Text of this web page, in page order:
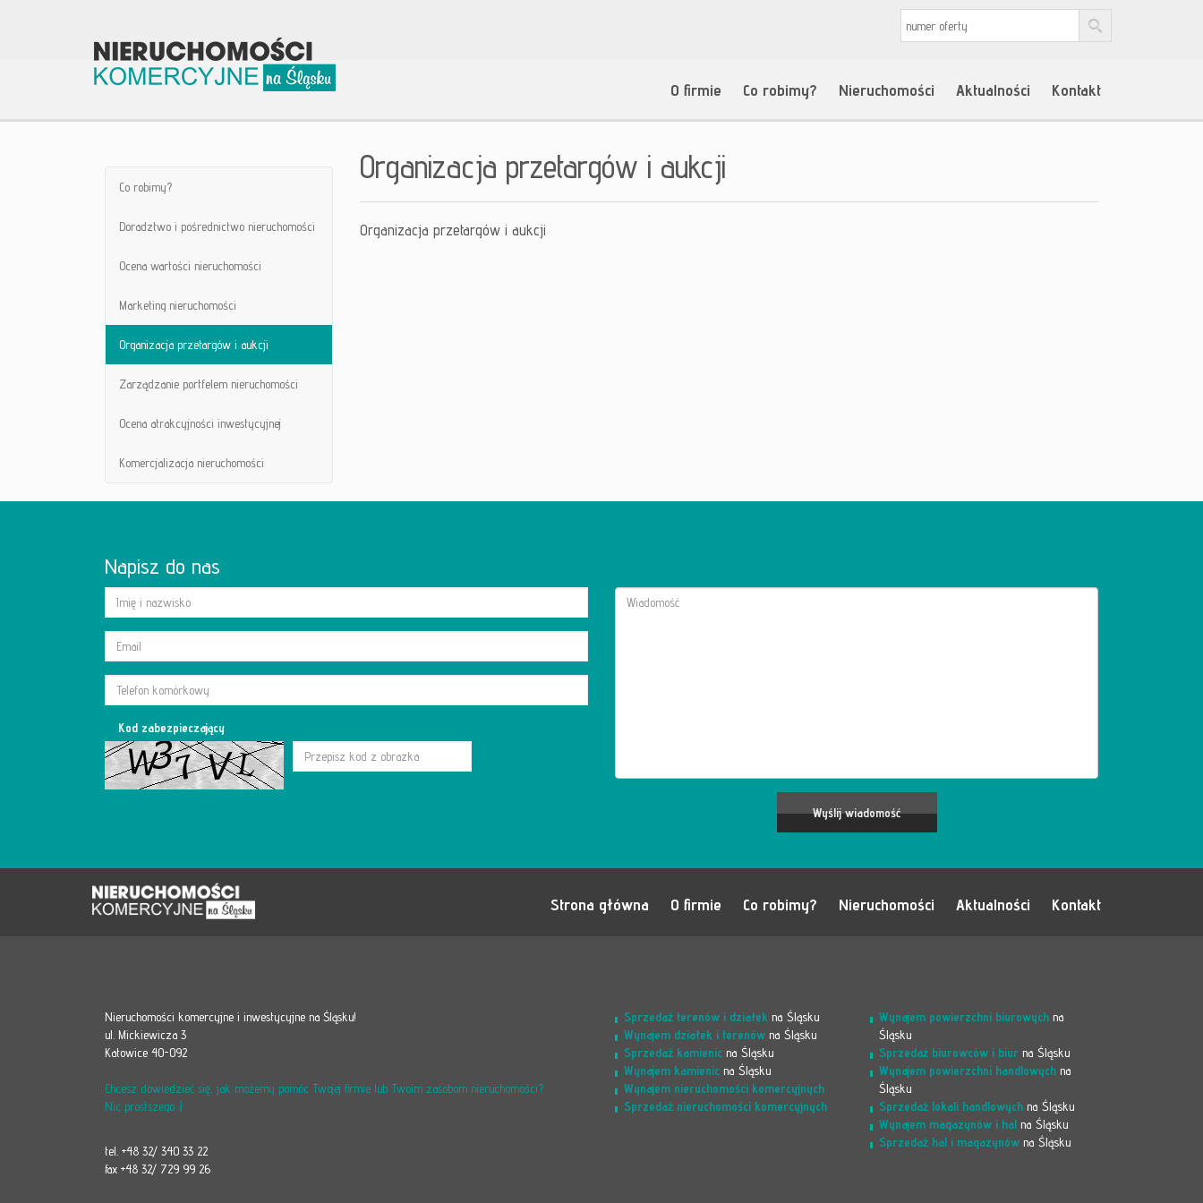
O firmie Co robimy? Nieruchomości Aktualności Kontakt
Co robimy?
Doradztwo i pośrednictwo nieruchomości
Ocena wartości nieruchomości
Marketing nieruchomości
Organizacja przetargów i aukcji
Zarządzanie portfelem nieruchomości
Ocena atrakcyjności inwestycyjnej
Komercjalizacja nieruchomości
Organizacja przetargów i aukcji
Organizacja przetargów i aukcji
Napisz do nas
Kod zabezpieczający
Strona główna O firmie Co robimy? Nieruchomości Aktualności Kontakt
Nieruchomości komercyjne i inwestycyjne na Śląsku!
ul. Mickiewicza 3
Katowice 40-092
Chcesz dowiedzieć się, jak możemy pomóc Twojej firmie lub Twoim zasobom nieruchomości?
Nic prostszego :)
tel. +48 32/ 340 33 22
fax +48 32/ 729 99 26
Sprzedaż terenów i działek na Śląsku
Wynajem działek i terenów na Śląsku
Sprzedaż kamienic na Śląsku
Wynajem kamienic na Śląsku
Wynajem nieruchomości komercyjnych
Sprzedaż nieruchomości komercyjnych
Wynajem powierzchni biurowych na
Śląsku
Sprzedaż biurowców i biur na Śląsku
Wynajem powierzchni handlowych na
Śląsku
Sprzedaż lokali handlowych na Śląsku
Wynajem magazynów i hal na Śląsku
Sprzedaż hal i magazynów na Śląsku